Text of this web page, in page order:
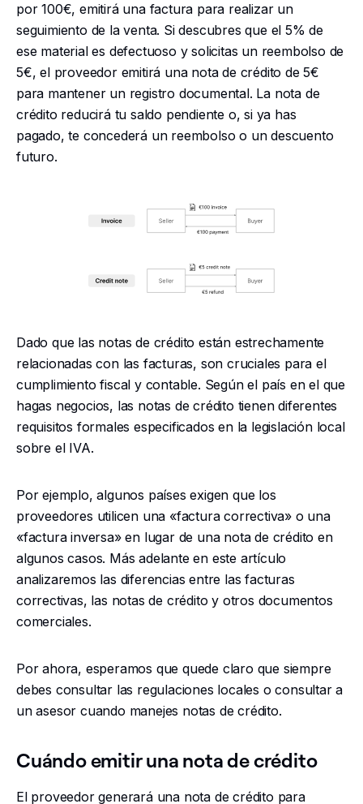
por 100€, emitirá una factura para realizar un
seguimiento de la venta. Si descubres que el 5% de
ese material es defectuoso y solicitas un reembolso de
5€, el proveedor emitirá una nota de crédito de 5€
para mantener un registro documental. La nota de
crédito reducirá tu saldo pendiente o, si ya has
pagado, te concederá un reembolso o un descuento
futuro.
Dado que las notas de crédito están estrechamente
relacionadas con las facturas, son cruciales para el
cumplimiento fiscal y contable. Según el país en el que
hagas negocios, las notas de crédito tienen diferentes
requisitos formales especificados en la legislación local
sobre el IVA.
Por ejemplo, algunos países exigen que los
proveedores utilicen una «factura correctiva» o una
«factura inversa» en lugar de una nota de crédito en
algunos casos. Más adelante en este artículo
analizaremos las diferencias entre las facturas
correctivas, las notas de crédito y otros documentos
comerciales.
Por ahora, esperamos que quede claro que siempre
debes consultar las regulaciones locales o consultar a
un asesor cuando manejes notas de crédito.
Cuándo emitir una nota de crédito
El proveedor generará una nota de crédito para